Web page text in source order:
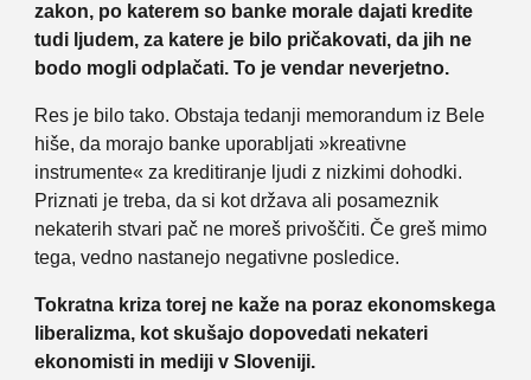
zakon, po katerem so banke morale dajati kredite
tudi ljudem, za katere je bilo pričakovati, da jih ne
bodo mogli odplačati. To je vendar neverjetno.
Res je bilo tako. Obstaja tedanji memorandum iz Bele
hiše, da morajo banke uporabljati »kreativne
instrumente« za kreditiranje ljudi z nizkimi dohodki.
Priznati je treba, da si kot država ali posameznik
nekaterih stvari pač ne moreš privoščiti. Če greš mimo
tega, vedno nastanejo negativne posledice.
Tokratna kriza torej ne kaže na poraz ekonomskega
liberalizma, kot skušajo dopovedati nekateri
ekonomisti in mediji v Sloveniji.